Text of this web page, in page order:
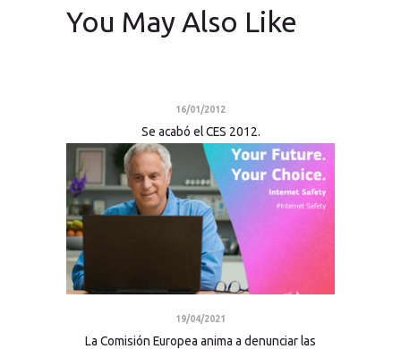
You May Also Like
16/01/2012
Se acabó el CES 2012.
19/04/2021
La Comisión Europea anima a denunciar las